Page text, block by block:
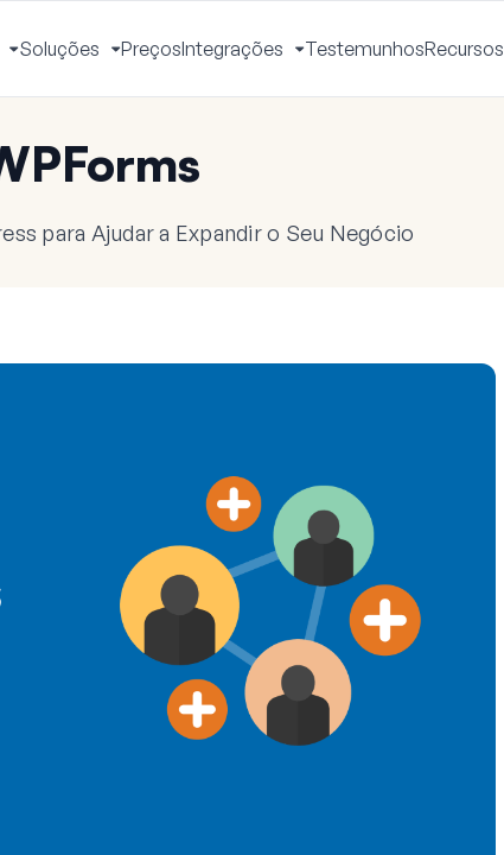
Ativar
Menu
Soluções
Ativar
Menu
PreçosIntegrações
Ativar
Menu
TestemunhosRecursos
para Ajudar a Expandir o Seu Negócio